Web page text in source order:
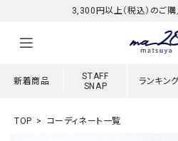
3,300円以上（税込）のご
新着商品
STAFF
SNAP
ランキン
TOP コーディネート一覧